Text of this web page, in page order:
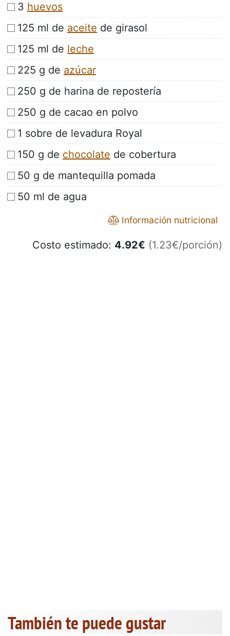
3 huevos
125 ml de aceite de girasol
125 ml de leche
225 g de azúcar
250 g de harina de repostería
250 g de cacao en polvo
1 sobre de levadura Royal
150 g de chocolate de cobertura
50 g de mantequilla pomada
50 ml de agua
Información nutricional
Costo estimado: 4.92€ (1.23€/porción)
También te puede gustar